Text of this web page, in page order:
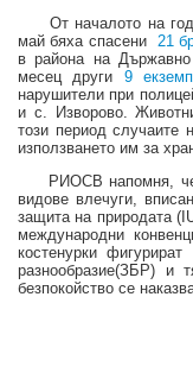
От началото на
май бяха спасени 21
в района на
месец други 9
нарушители при
и с. Изворово.
този период случаите
използването им за
РИОСВ напомня, че
видове влечуги,
защита на природата
международни
костенурки
разнообразие(ЗБР) и
безпокойство се